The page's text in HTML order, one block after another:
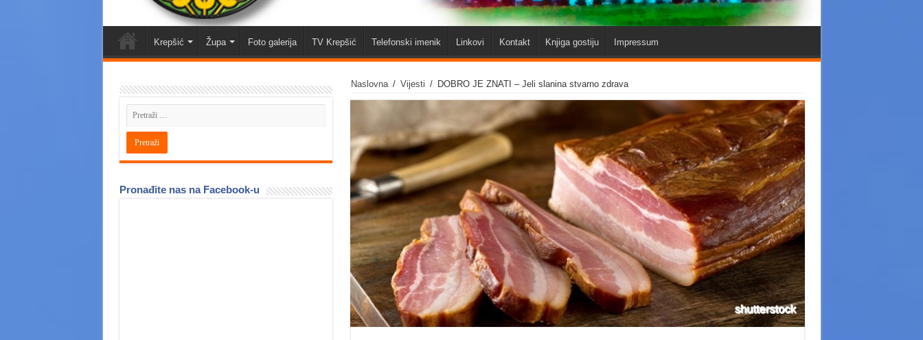
Krepšić Župa Foto galerija TV Krepšić Telefonski imenik Linkovi Kontakt Knjiga gostiju Impressum
Naslovna / Vijesti / DOBRO JE ZNATI – Jeli slanina stvarno zdrava
Pronađite nas na Facebook-u